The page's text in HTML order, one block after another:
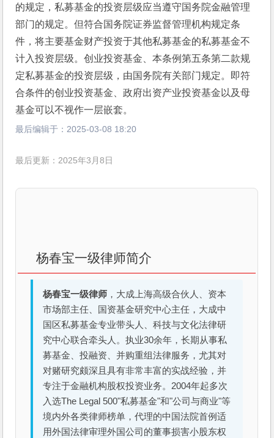
的规定，私募基金的投资层级应当遵守国务院金融管理
部门的规定。但符合国务院证券监督管理机构规定条
件，将主要基金财产投资于其他私募基金的私募基金不
计入投资层级。创业投资基金、本条例第五条第二款规
定私募基金的投资层级，由国务院有关部门规定。即符
合条件的创业投资基金、政府出资产业投资基金以及母
基金可以不视作一层嵌套。
最后编辑于： 2025-03-08 18:20
最后更新：2025年3月8日
杨春宝一级律师简介
杨春宝一级律师 ，大成上海高级合伙人、资本
市场部主任、国资基金研究中心主任，大成中
国区私募基金专业带头人、科技与文化法律研
究中心联合牵头人。执业30余年，长期从事私
募基金、投融资、并购重组法律服务，尤其对
对赌研究颇深且具有非常丰富的实战经验，并
专注于金融机构股权投资业务。2004年起多次
入选The Legal 500"私募基金"和"公司与商业"等
境内外各类律师榜单，代理的中国法院首例适
用外国法律审理外国公司的董事损害小股东权